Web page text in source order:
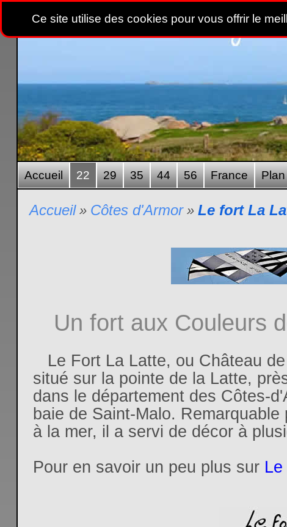
Accueil 22 29 35 44 56 France
Accueil» Côtes d'Armor» Le fort La
Un fort aux Couleurs
Le Fort La Latte, ou Château
situé sur la pointe de la Latte,
dans le département des Côtes-
baie de Saint-Malo.
à la mer, il a servi de décor à
Pour en savoir un peu plus sur
Ce site utilise des cookies pour vous offrir le